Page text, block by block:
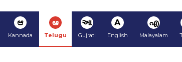
ಆ
Kannada
ఆ
Telugu
આ
Gujrati
A
English
എ
Malayalam